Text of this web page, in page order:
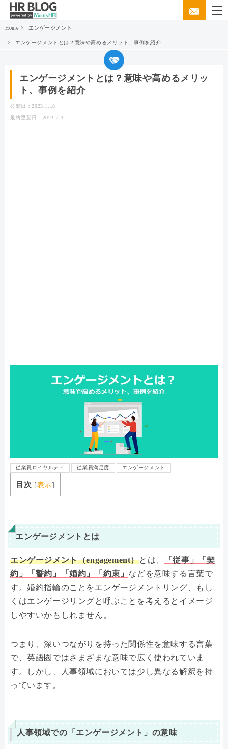
Home エンゲージメント
エンゲージメントとは？意味や高めるメリット、事例を紹介
エンゲージメントとは？意味や高めるメリッ
ト、事例を紹介
公開日：2023.1.18
最終更新日：2023.2.3
従業員ロイヤルティ 従業員満足度 エンゲージメント
目次 [表示]
エンゲージメントとは
エンゲージメント（engagement）とは、
「従事」「契
約」「誓約」「婚約」「約束」 などを意味する言葉で
す。婚約指輪のことをエンゲージメントリング、もし
くはエンゲージリングと呼ぶことを考えるとイメージ
しやすいかもしれません。
つまり、深いつながりを持った関係性を意味する言葉
で、英語圏ではさまざまな意味で広く使われていま
す。しかし、人事領域においては少し異なる解釈を持
っています。
人事領域での「エンゲージメント」の意味